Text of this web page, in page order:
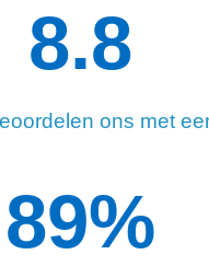
ons met
8.8
90%